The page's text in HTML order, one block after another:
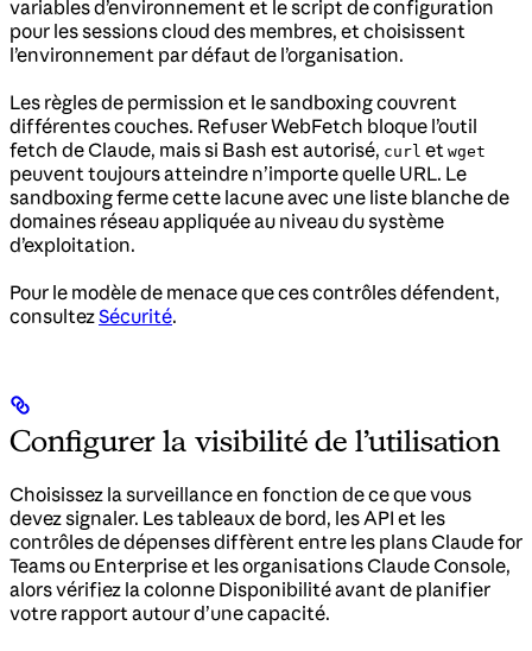
variables d’environnement et le script de configuration
pour les sessions cloud des membres, et choisissent
l’environnement par défaut de l’organisation.
Les règles de permission et le sandboxing couvrent
différentes couches. Refuser WebFetch bloque l’outil
fetch de Claude, mais si Bash est autorisé, curl et wget
peuvent toujours atteindre n’importe quelle URL. Le
sandboxing ferme cette lacune avec une liste blanche de
domaines réseau appliquée au niveau du système
d’exploitation.
Pour le modèle de menace que ces contrôles défendent,
consultezSécurité.
Configurer la visibilité de l’utilisation
Choisissez la surveillance en fonction de ce que vous
devez signaler. Les tableaux de bord, les API et les
contrôles de dépenses diffèrent entre les plans Claude for
Teams ou Enterprise et les organisations Claude Console,
alors vérifiez la colonne Disponibilité avant de planifier
votre rapport autour d’une capacité.